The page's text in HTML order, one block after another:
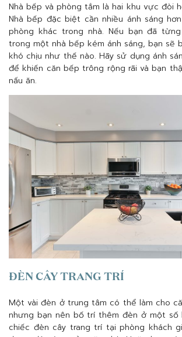
Nhà bếp và phòng tắm là hai khu vực đòi
Nhà bếp đặc biệt cần nhiều ánh sáng
phòng khác trong nhà. Nếu bạn đã
trong một nhà bếp kém ánh sáng, bạn sẽ
khó chịu như thế nào. Hãy sử dụng ánh
để khiến căn bếp trông rộng rãi và bạn
nấu ăn.
ĐÈN CÂY TRANG TRÍ
Một vài đèn ở trung tâm có thể làm cho
nhưng bạn nên bố trí thêm đèn ở một
chiếc đèn cây trang trí tại phòng khách